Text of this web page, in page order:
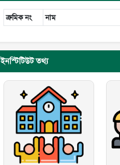
ক্রমিক নং নাম
ইনস্টিটিউট তথ্য